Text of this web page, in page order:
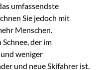
umfassendste
Sie jedoch mit
Menschen.
der im
weniger
und neue Skifahrer ist.